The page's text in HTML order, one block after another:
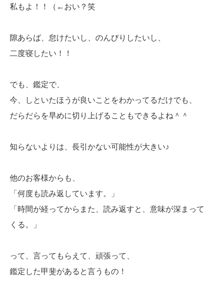
私もよ！！（←おい？笑
隙あらば、怠けたいし、のんびりしたいし、
二度寝したい！！
でも、鑑定で、
今、しといたほうが良いことをわかってるだけでも、
だらだらを早めに切り上げることもできるよね＾＾
知らないよりは、長引かない可能性が大きい♪
他のお客様からも、
「何度も読み返しています。」
「時間が経ってからまた、読み返すと、意味が深まって
くる。」
って、言ってもらえて、頑張って、
鑑定した甲斐があると言うもの！